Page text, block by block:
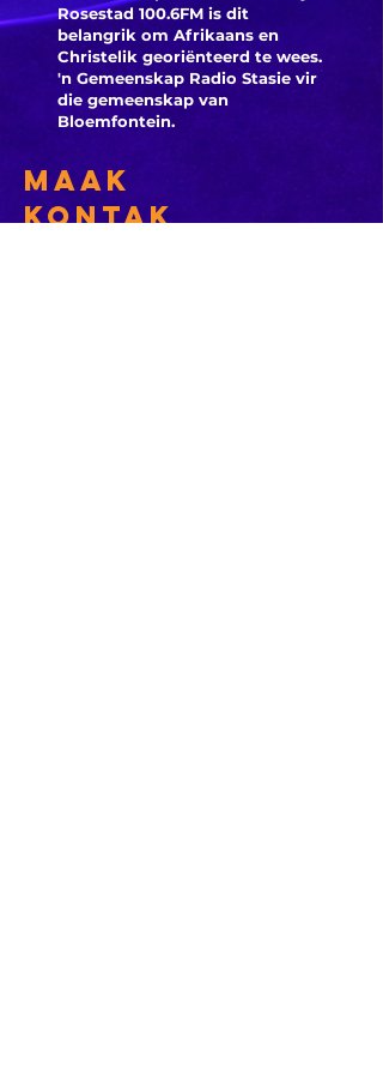
opwindende
begin by die
nasionale
netbal
kampioenskap
Rosestad 100.6FM is dit
belangrik om Afrikaans en
Christelik georiënteerd te wees.
'n Gemeenskap Radio Stasie vir
die gemeenskap van
Bloemfontein.
Maak
Kontak